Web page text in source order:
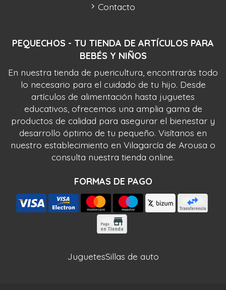
PEQUECHOS - TU TIENDA DE ARTÍCULOS PARA
BEBÉS Y NIÑOS
En nuestra tienda de puericultura, encontrarás todo
lo necesario para el cuidado de tu hijo. Desde
artículos de alimentación hasta juguetes
educativos, ofrecemos una amplia gama de
productos de calidad para asegurar el bienestar y
desarrollo óptimo de tu pequeño. Visítanos en
nuestro establecimiento en Vilagarcía de Arousa o
consulta nuestra tienda online.
FORMAS DE PAGO
Contacto
JuguetesSillas de auto